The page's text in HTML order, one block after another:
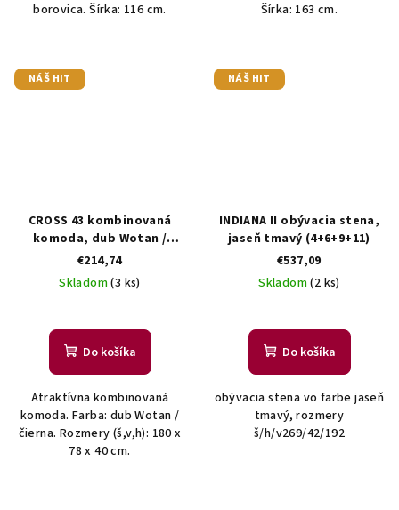
borovica. Šírka: 116 cm.
Šírka: 163 cm.
NÁŠ HIT
CROSS 43 kombinovaná
komoda, dub Wotan /
čierna
€214,74
Skladom(3 ks)
Do košíka
Atraktívna kombinovaná
komoda. Farba: dub Wotan /
čierna. Rozmery (š,v,h): 180 x
78 x 40 cm.
NÁŠ HIT
INDIANA II obývacia stena,
jaseň tmavý (4+6+9+11)
€537,09
Skladom(2 ks)
Do košíka
obývacia stena vo farbe jaseň
tmavý, rozmery
š/h/v269/42/192